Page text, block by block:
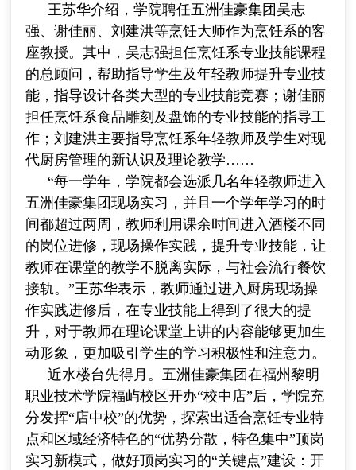
王苏华介绍，学院聘任五洲佳豪集团吴志
强、谢佳丽、刘建洪等烹饪大师作为烹饪系的客
座教授。其中，吴志强担任烹饪系专业技能课程
的总顾问，帮助指导学生及年轻教师提升专业技
能，指导设计各类大型的专业技能竞赛；谢佳丽
担任烹饪系食品雕刻及盘饰的专业技能的指导工
作；刘建洪主要指导烹饪系年轻教师及学生对现
代厨房管理的新认识及理论教学……
“每一学年，学院都会选派几名年轻教师进入
五洲佳豪集团现场实习，并且一个学年学习的时
间都超过两周，教师利用课余时间进入酒楼不同
的岗位进修，现场操作实践，提升专业技能，让
教师在课堂的教学不脱离实际，与社会流行餐饮
接轨。”王苏华表示，教师通过进入厨房现场操
作实践进修后，在专业技能上得到了很大的提
升，对于教师在理论课堂上讲的内容能够更加生
动形象，更加吸引学生的学习积极性和注意力。
近水楼台先得月。五洲佳豪集团在福州黎明
职业技术学院福屿校区开办“校中店”后，学院充
分发挥“店中校”的优势，探索出适合烹饪专业特
点和区域经济特色的“优势分散，特色集中”顶岗
实习新模式，做好顶岗实习的“关键点”建设：开